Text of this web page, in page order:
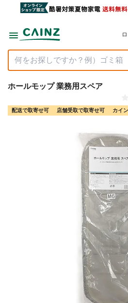
ホールモップ 業務用スペア
配送で取寄せ可 店舗受取で取寄せ可 カイ